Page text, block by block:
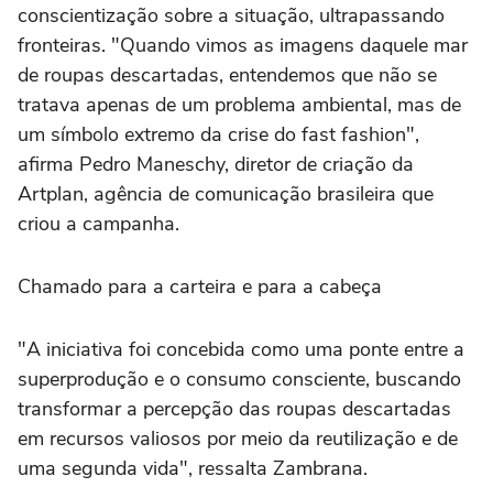
conscientização sobre a situação, ultrapassando
fronteiras. "Quando vimos as imagens daquele mar
de roupas descartadas, entendemos que não se
tratava apenas de um problema ambiental, mas de
um símbolo extremo da crise do fast fashion",
afirma Pedro Maneschy, diretor de criação da
Artplan, agência de comunicação brasileira que
criou a campanha.
Chamado para a carteira e para a cabeça
"A iniciativa foi concebida como uma ponte entre a
superprodução e o consumo consciente, buscando
transformar a percepção das roupas descartadas
em recursos valiosos por meio da reutilização e de
uma segunda vida", ressalta Zambrana.